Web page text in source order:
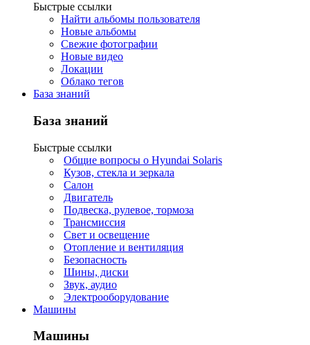
Быстрые ссылки
Найти альбомы пользователя
Новые альбомы
Свежие фотографии
Новые видео
Локации
Облако тегов
База знаний
База знаний
Быстрые ссылки
Общие вопросы о Hyundai Solaris
Кузов, стекла и зеркала
Салон
Двигатель
Подвеска, рулевое, тормоза
Трансмиссия
Свет и освещение
Отопление и вентиляция
Безопасность
Шины, диски
Звук, аудио
Электрооборудование
Машины
Машины